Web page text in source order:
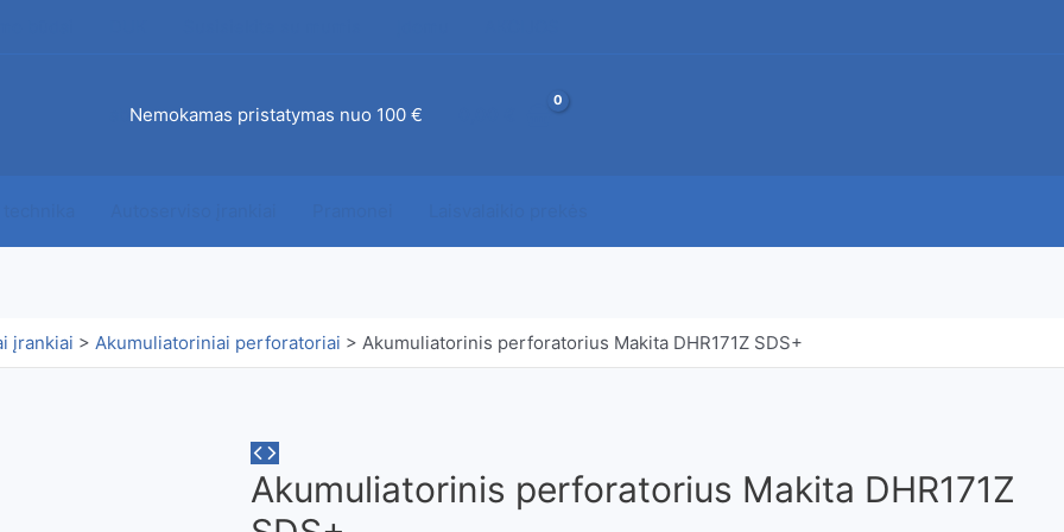
Nemokamas pristatymas nuo 100 €
įrankiai > Akumuliatoriniai perforatoriai > Akumuliatorinis perforatorius Makita DHR171Z SDS+
Akumuliatorinis perforatorius Makita DHR171Z